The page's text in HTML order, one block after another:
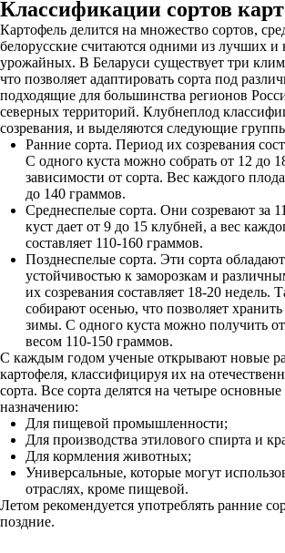
Классификации сортов
Картофель делится на множество сортов,
белорусские считаются одними из лучших и
урожайных. В Беларуси существует три
что позволяет адаптировать сорта под
подходящие для большинства регионов
северных территорий. Клубнеплод
созревания, и выделяются следующие
Ранние сорта. Период их созревания
С одного куста можно собрать от 12 до
зависимости от сорта. Вес каждого
до 140 граммов.
Среднеспелые сорта. Они созревают за
куст дает от 9 до 15 клубней, а вес
составляет 110-160 граммов.
Позднеспелые сорта. Эти сорта
устойчивостью к заморозкам и
их созревания составляет 18-20 недель.
собирают осенью, что позволяет хранить
зимы. С одного куста можно получить
весом 110-150 граммов.
С каждым годом ученые открывают новые
картофеля, классифицируя их на
сорта. Все сорта делятся на четыре
назначению:
Для пищевой промышленности;
Для производства этилового спирта и
Для кормления животных;
Универсальные, которые могут
отраслях, кроме пищевой.
Летом рекомендуется употреблять ранние
поздние.